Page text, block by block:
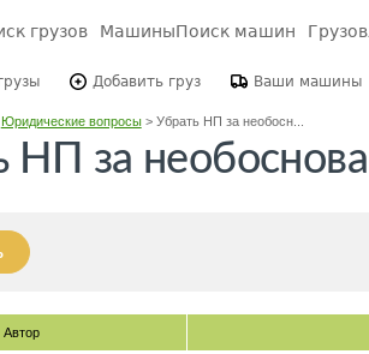
грузов МашиныПоиск машин
Добавить груз Ваши машины
Юридические вопросы> Убрать НП за необосн...
НП за
Автор